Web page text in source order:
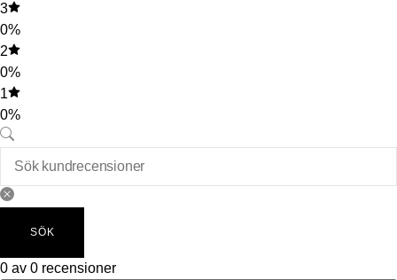
3
0%
2
0%
1
0%
SÖK
0 av 0 recensioner